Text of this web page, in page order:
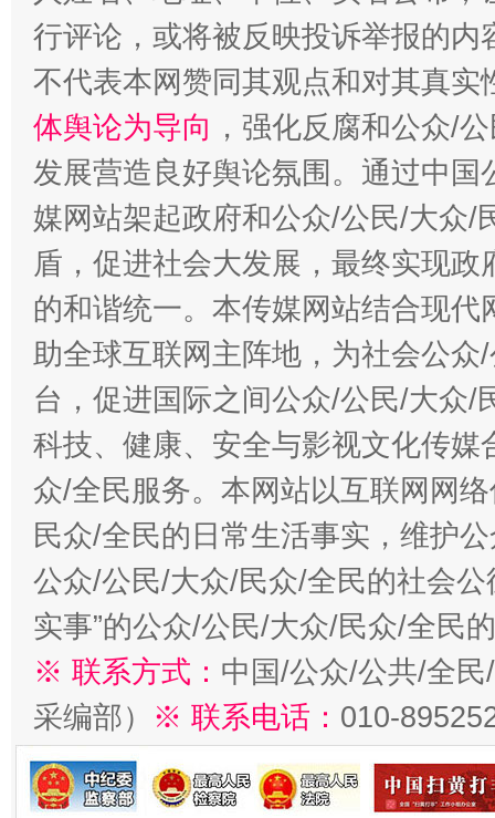
行评论，或将被反映投诉举报的
不代表本网赞同其观点和对其真实
体舆论为导向 ，强化反腐和公众/
发展营造良好舆论氛围。通过中
媒网站架起政府和公众/公民/大众/
盾，促进社会大发展，最终实现
的和谐统一。本传媒网站结合现
助全球互联网主阵地，为社会公
台，促进国际之间公众/公民/大众/
科技、健康、安全与影视文化传
众/全民服务。本网站以互联网网
民众/全民的日常生活事实，维护
公众/公民/大众/民众/全民的社会公
实事”的公众/公民/大众/民众/全民
※ 联系方式： 中国/公众/公共/全
采编部） ※ 联系电话： 010-